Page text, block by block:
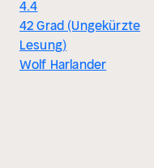
4.4
42 Grad (Ungekürzte
Lesung)
Wolf Harlander